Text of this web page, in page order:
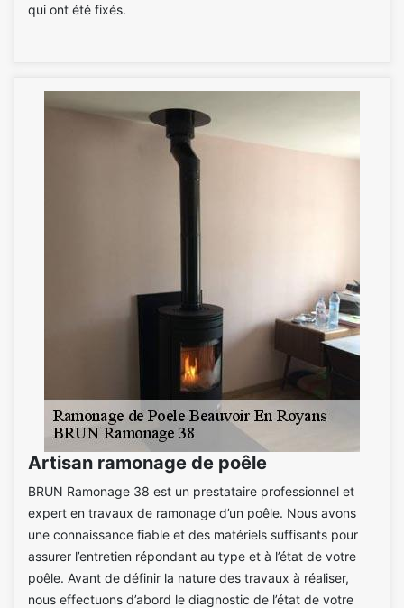
qui ont été fixés.
Artisan ramonage de poêle
BRUN Ramonage 38 est un prestataire professionnel et
expert en travaux de ramonage d’un poêle. Nous avons
une connaissance fiable et des matériels suffisants pour
assurer l’entretien répondant au type et à l’état de votre
poêle. Avant de définir la nature des travaux à réaliser,
nous effectuons d’abord le diagnostic de l’état de votre